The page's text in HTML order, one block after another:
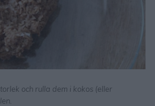
och rulla dem i kokos (eller